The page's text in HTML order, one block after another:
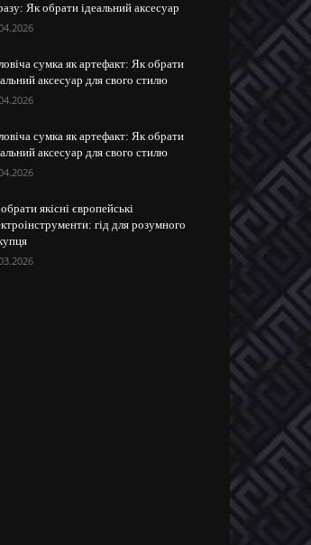
Як обрати ідеальний аксесуар
сумка як артефакт: Як обрати
аксесуар для свого стилю
сумка як артефакт: Як обрати
аксесуар для свого стилю
якісні європейські
гід для розумного